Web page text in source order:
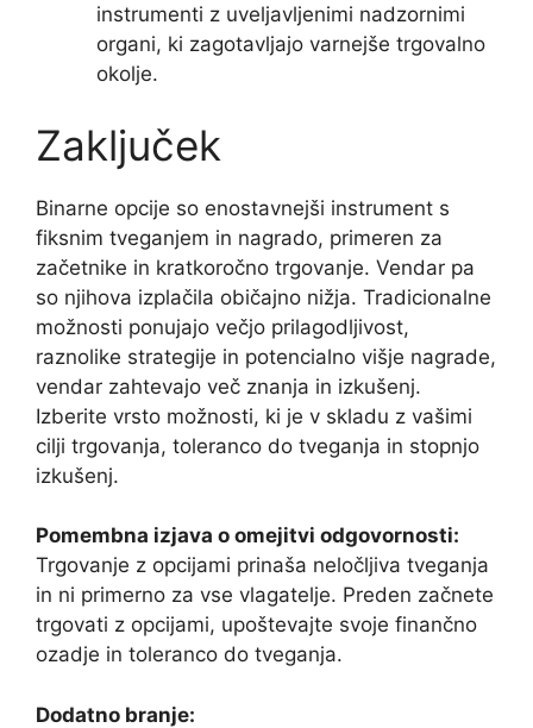
instrumenti z uveljavljenimi nadzornimi
organi, ki zagotavljajo varnejše trgovalno
okolje.
Zaključek
Binarne opcije so enostavnejši instrument s
fiksnim tveganjem in nagrado, primeren za
začetnike in kratkoročno trgovanje. Vendar pa
so njihova izplačila običajno nižja. Tradicionalne
možnosti ponujajo večjo prilagodljivost,
raznolike strategije in potencialno višje nagrade,
vendar zahtevajo več znanja in izkušenj.
Izberite vrsto možnosti, ki je v skladu z vašimi
cilji trgovanja, toleranco do tveganja in stopnjo
izkušenj.
Pomembna izjava o omejitvi odgovornosti:
Trgovanje z opcijami prinaša neločljiva tveganja
in ni primerno za vse vlagatelje. Preden začnete
trgovati z opcijami, upoštevajte svoje finančno
ozadje in toleranco do tveganja.
Dodatno branje: